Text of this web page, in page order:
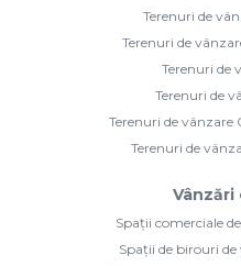
Terenuri de
Terenuri de
Terenuri de
Terenuri de
Terenuri de vânzare
Terenuri de
Vânzări
Spații comerciale
Spații de birouri